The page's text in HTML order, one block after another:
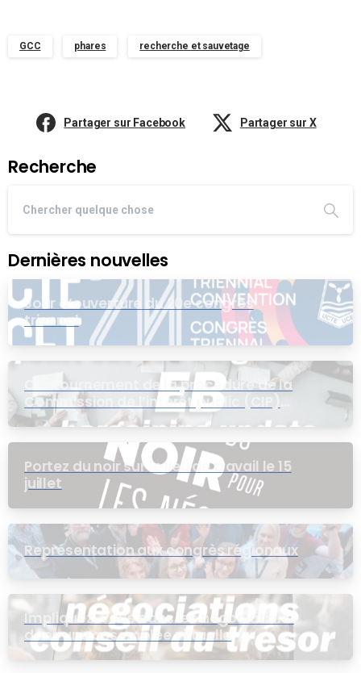
GCC phares recherche et sauvetage
Partager sur Facebook Partager sur X
Recherche
Dernières nouvelles
Jour d’ouverture du 20e congrès
triennal
Contournement de la procédure de la
Commission de l’intérêt public (CIP)
pour le groupe EB
Portez du noir sur le lieu de travail le 15
juillet
Représentation aux congrès régionaux
Impliquez-vous dans les négociations
dans une assemblée virtuelle